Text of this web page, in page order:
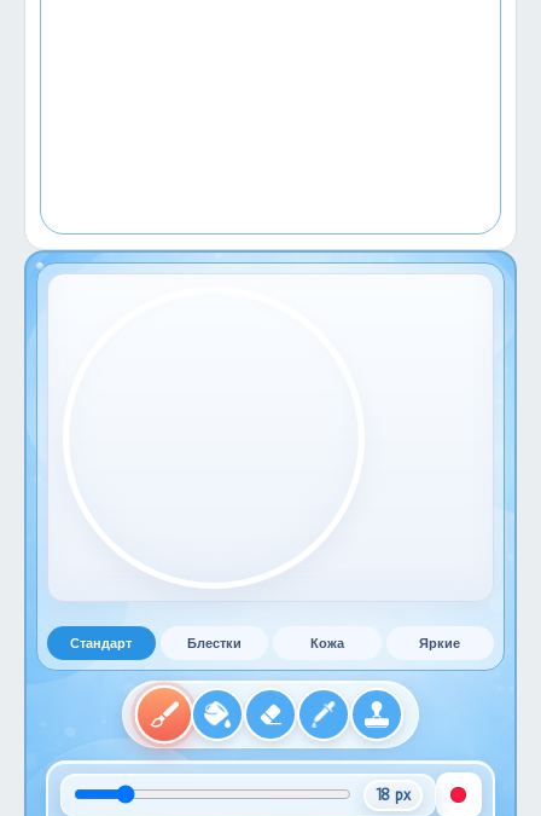
Стандарт Блестки Кожа Яркие
18 px